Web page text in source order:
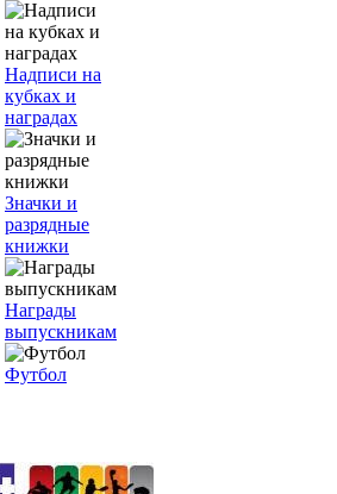
Надписи на
кубках и
наградах
Значки и
разрядные
книжки
Награды
выпускникам
Футбол